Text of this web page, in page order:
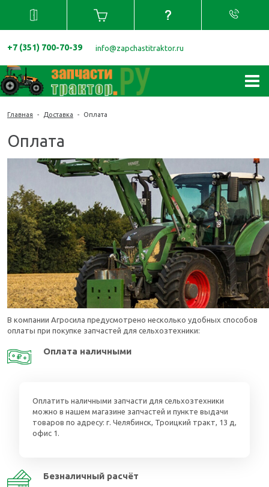
+7 (351) 700-70-39 info@zapchastitraktor.ru
Главная - Доставка - Оплата
Оплата
В компании Агросила предусмотрено несколько удобных способов
оплаты при покупке запчастей для сельхозтехники:
Оплата наличными
Оплатить наличными запчасти для сельхозтехники
можно в нашем магазине запчастей и пункте выдачи
товаров по адресу: г. Челябинск, Троицкий тракт, 13 д,
офис 1.
Безналичный расчёт